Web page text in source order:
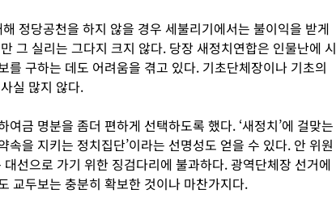
정당공천을 하지 않을 경우 세불리기에서는 불이익을 받게
그 실리는 그다지 크지 않다. 당장 새정치연합은 인물난에 시
를 구하는 데도 어려움을 겪고 있다. 기초단체장이나 기초의
실 많지 않다.
여금 명분을 좀더 편하게 선택하도록 했다. ‘새정치’에 걸맞는
속을 지키는 정치집단’이라는 선명성도 얻을 수 있다. 안 위원
선으로 가기 위한 징검다리에 불과하다. 광역단체장 선거에
교두보는 충분히 확보한 것이나 마찬가지다.